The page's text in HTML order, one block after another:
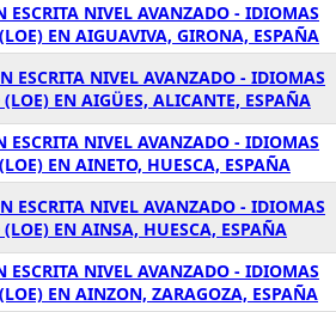
ESCRITA NIVEL AVANZADO - IDIOMAS
EN AIGUAVIVA, GIRONA, ESPAÑA
ESCRITA NIVEL AVANZADO - IDIOMAS
EN AIGÜES, ALICANTE, ESPAÑA
ESCRITA NIVEL AVANZADO - IDIOMAS
EN AINETO, HUESCA, ESPAÑA
ESCRITA NIVEL AVANZADO - IDIOMAS
EN AINSA, HUESCA, ESPAÑA
ESCRITA NIVEL AVANZADO - IDIOMAS
EN AINZON, ZARAGOZA, ESPAÑA